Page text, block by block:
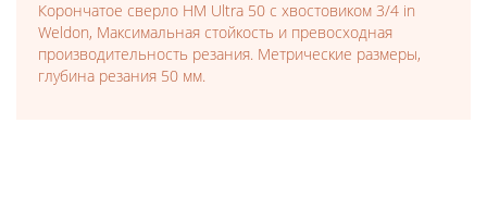
Корончатое сверло HM Ultra 50 с хвостовиком 3/4 in
Weldon, Максимальная стойкость и превосходная
производительность резания. Метрические размеры,
глубина резания 50 мм.